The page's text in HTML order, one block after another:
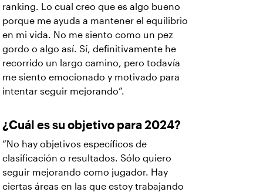
ranking. Lo cual creo que es algo bueno
porque me ayuda a mantener el equilibrio
en mi vida. No me siento como un pez
gordo o algo así. Sí, definitivamente he
recorrido un largo camino, pero todavía
me siento emocionado y motivado para
intentar seguir mejorando”.
¿Cuál es su objetivo para 2024?
“No hay objetivos específicos de
clasificación o resultados. Sólo quiero
seguir mejorando como jugador. Hay
ciertas áreas en las que estoy trabajando